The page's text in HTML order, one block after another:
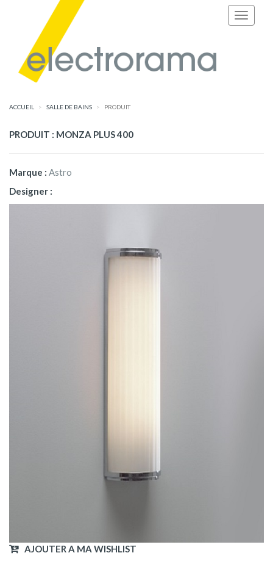
ACCUEIL SALLE DE BAINS PRODUIT
PRODUIT : MONZA PLUS 400
Marque : Astro
Designer :
AJOUTER A MA WISHLIST